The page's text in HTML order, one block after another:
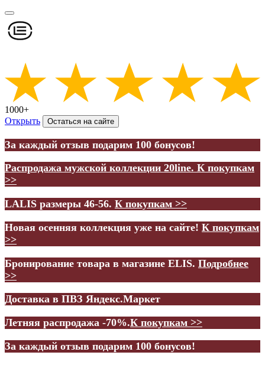
1000+
Открыть
Остаться на сайте
За каждый отзыв подарим 100 бонусов!
Распродажа мужской коллекции 20line. К покупкам
>>
LALIS размеры 46-56. К покупкам >>
Новая осенняя коллекция уже на сайте! К покупкам
>>
Бронирование товара в магазине ELIS. Подробнее
>>
Доставка в ПВЗ Яндекс.Маркет
Летняя распродажа -70%.К покупкам >>
За каждый отзыв подарим 100 бонусов!